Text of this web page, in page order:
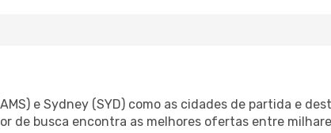
e Sydney (SYD) como as cidades de partida e
de busca encontra as melhores ofertas entre